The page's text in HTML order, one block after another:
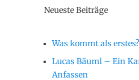
Neueste Beiträge
Was kommt als erstes?
Lucas Bäuml – Ein
Anfassen